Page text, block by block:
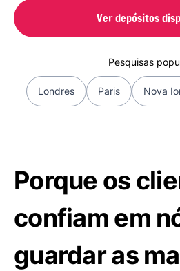
Ver depósitos
Pesquisas
Londres Paris Nova
Porque os
confiam em
guardar as